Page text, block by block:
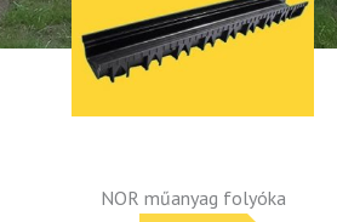
NOR műanyag folyóka